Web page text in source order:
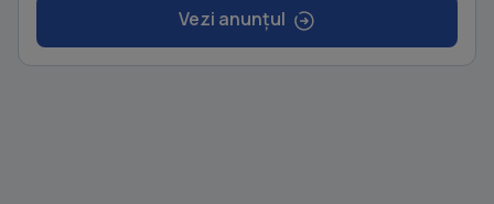
Vezi anunțul